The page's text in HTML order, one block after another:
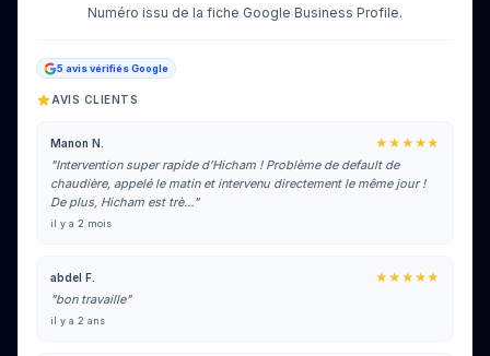
Numéro issu de la fiche Google Business Profile.
5 avis vérifiés Google
AVIS CLIENTS
Manon N.
★★★★★
"Intervention super rapide d’Hicham ! Problème de default de
chaudière, appelé le matin et intervenu directement le même jour !
De plus, Hicham est trè…"
il y a 2 mois
abdel F.
★★★★★
"bon travaille"
il y a 2 ans